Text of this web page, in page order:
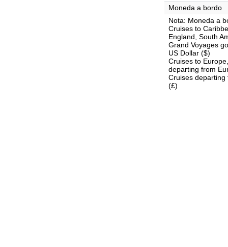
Moneda a bordo
Nota: Moneda a
Cruises to
England, South
Grand Voyages
US Dollar ($)
Cruises to
departing from
Cruises departing
(£)